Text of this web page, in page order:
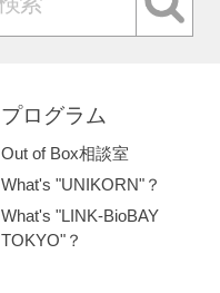
プログラム
Out of Box相談室
What's "UNIKORN"？
What's "LINK-BioBAY
TOKYO"？